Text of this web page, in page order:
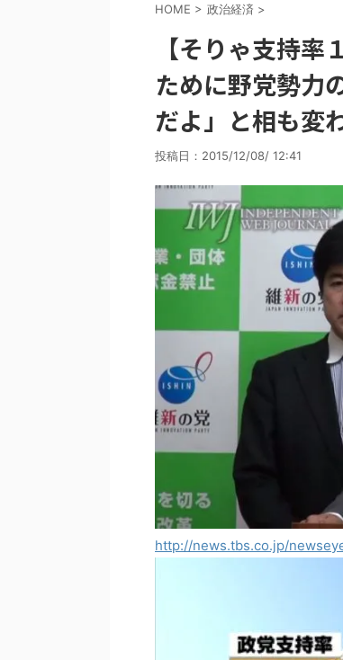
HOME > 政治経済 >
【そりゃ支持
ために野党勢力
だよ」と相も変
投稿日： 2015/12/08/ 12:41
http://news.tbs.co.jp/